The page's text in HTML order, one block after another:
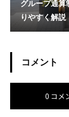
グループ通算
りやすく解説
コメント
0 コメ